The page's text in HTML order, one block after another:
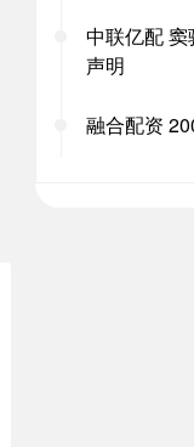
中联亿配
声明
融合配资